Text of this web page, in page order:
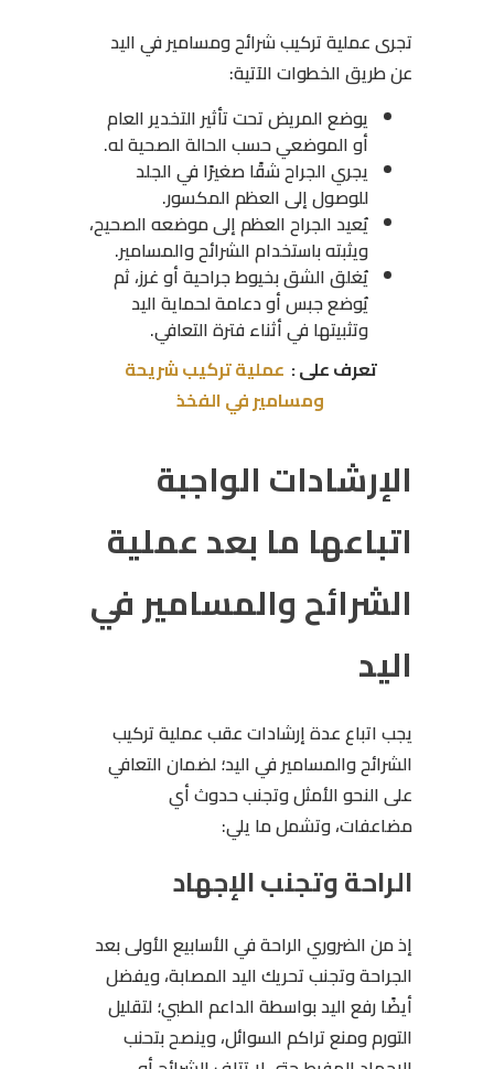
تجرى عملية تركيب شرائح ومسامير في اليد
عن طريق الخطوات الآتية:
يوضع المريض تحت تأثير التخدير العام
أو الموضعي حسب الحالة الصحية له.
يجري الجراح شقًا صغيرًا في الجلد
للوصول إلى العظم المكسور.
يُعيد الجراح العظم إلى موضعه الصحيح،
ويثبته باستخدام الشرائح والمسامير.
يُغلق الشق بخيوط جراحية أو غرز، ثم
يُوضع جبس أو دعامة لحماية اليد
وتثبيتها في أثناء فترة التعافي.
تعرف على : عملية تركيب شريحة
ومسامير في الفخذ
الإرشادات الواجبة
اتباعها ما بعد عملية
الشرائح والمسامير في
اليد
يجب اتباع عدة إرشادات عقب عملية تركيب
الشرائح والمسامير في اليد؛ لضمان التعافي
على النحو الأمثل وتجنب حدوث أي
مضاعفات، وتشمل ما يلي:
الراحة وتجنب الإجهاد
إذ من الضروري الراحة في الأسابيع الأولى بعد
الجراحة وتجنب تحريك اليد المصابة، ويفضل
أيضًا رفع اليد بواسطة الداعم الطبي؛ لتقليل
التورم ومنع تراكم السوائل، وينصح بتحنب